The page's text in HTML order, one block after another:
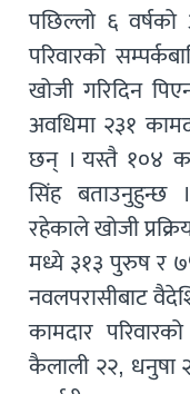
पछिल्लो ६
परिवारको
खोजी गरिदिन
अवधिमा २३१
छन् । यस्तै १०४
सिंह बताउनुहुन्छ
रहेकाले खोजी
मध्ये ३१३ पुरुष र
नवलपरासीबाट
कामदार
कैलाली २२, धनुषा